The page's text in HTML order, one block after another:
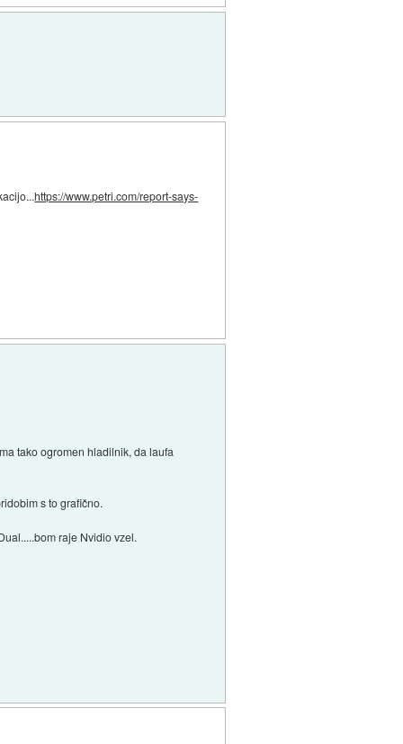
https://www.petri.com/report-says-
tako ogromen hladilnik, da laufa
s to grafično.
raje Nvidio vzel.